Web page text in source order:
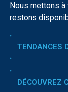
Nous mettons
restons
TENDANCES
DÉCOUVREZ